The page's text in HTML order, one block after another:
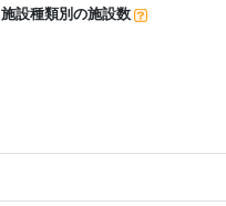
施設種類別の施設数